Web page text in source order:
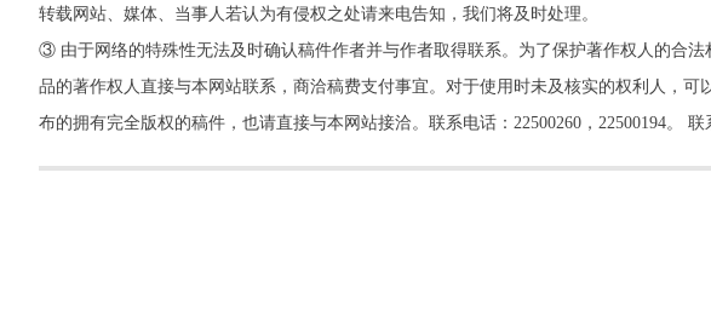
转载网站、媒体、当事人若认为有侵权之处请来电告知，我们将及时处理。
③ 由于网络的特殊性无法及时确认稿件作者并与作者取得联系。为了保护著作权人的合
品的著作权人直接与本网站联系，商洽稿费支付事宜。对于使用时未及核实的权利人，
布的拥有完全版权的稿件，也请直接与本网站接洽。联系电话：22500260，22500194。 联